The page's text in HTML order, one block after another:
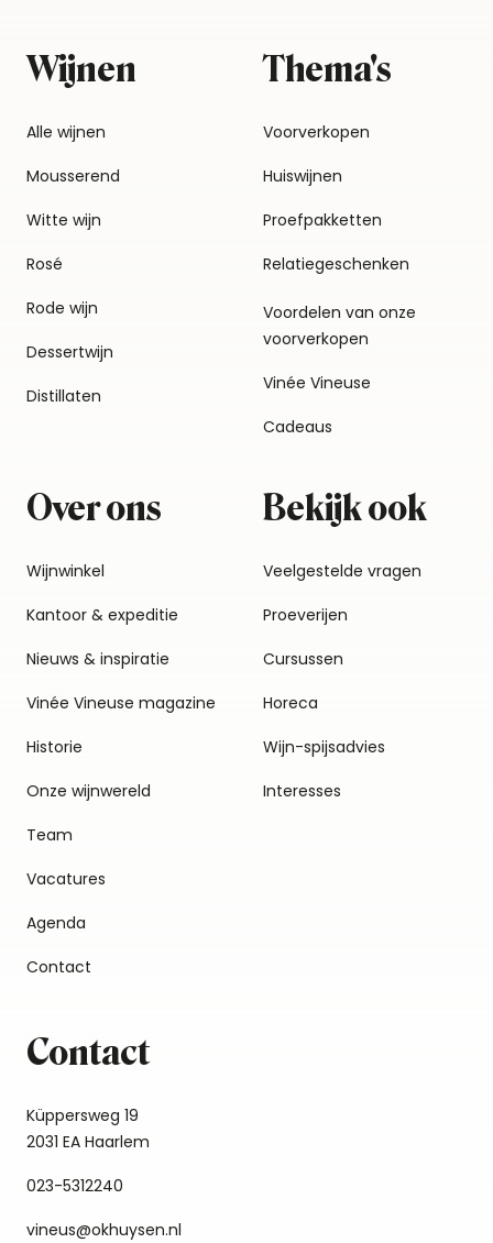
Wijnen
Alle wijnen
Mousserend
Witte wijn
Rosé
Rode wijn
Dessertwijn
Distillaten
Thema's
Voorverkopen
Huiswijnen
Proefpakketten
Relatiegeschenken
Voordelen van onze
voorverkopen
Vinée Vineuse
Cadeaus
Over ons
Wijnwinkel
Kantoor & expeditie
Nieuws & inspiratie
Vinée Vineuse magazine
Historie
Onze wijnwereld
Team
Vacatures
Agenda
Contact
Bekijk ook
Veelgestelde vragen
Proeverijen
Cursussen
Horeca
Wijn-spijsadvies
Interesses
Contact
Küppersweg 19
2031 EA Haarlem
023-5312240
vineus@okhuysen.nl